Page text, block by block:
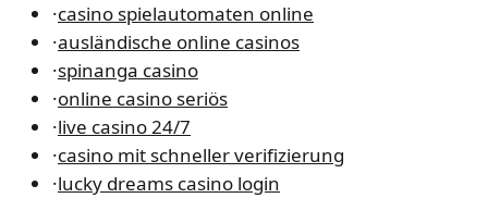
·casino spielautomaten online
·ausländische online casinos
·spinanga casino
·online casino seriös
·live casino 24/7
·casino mit schneller verifizierung
·lucky dreams casino login